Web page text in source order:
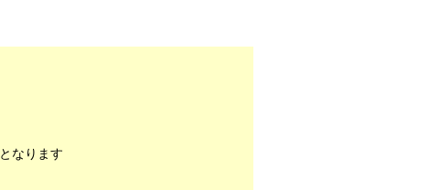
となります